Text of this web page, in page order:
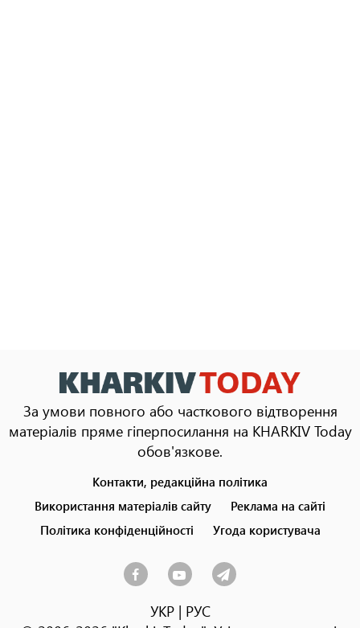
За умови повного або часткового відтворення
матеріалів пряме гіперпосилання на KHARKIV Today
обов'язкове.
menu
Контакти, редакційна політика
Використання матеріалів сайту
Реклама на сайті
Політика конфіденційності
Угода користувача
УКР| РУС